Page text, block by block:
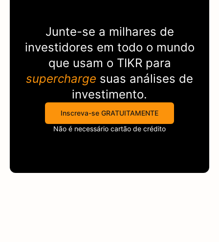
Junte-se a milhares de
investidores em todo o mundo
que usam o TIKRpara
supercharge suas análises de
investimento.
Inscreva-se GRATUITAMENTE
Não é necessário cartão de crédito